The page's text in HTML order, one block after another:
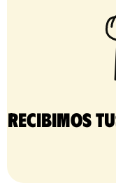
Recibimos